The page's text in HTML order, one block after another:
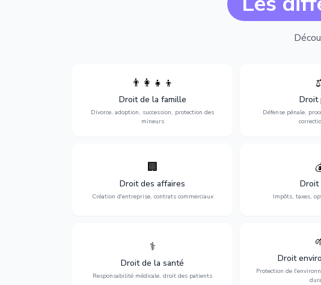
👨‍👩‍👧‍👦
Droit de la famille
Divorce, adoption, succession, protection des
mineurs
succession et protection des personnes
vulnérables.
Droit
Défense pénale,
Expertise en
l'assistance en
procès, pour toute
ou
🏢
Droit des affaires
Création d'entreprise, contrats commerciaux
Accompagnement complet pour votre
entreprise : création, contrats
commerciaux, concurrence et litiges.
Droit
Impôts, taxes,
Optimisation de
déclarations,
fiscaux et
⚕️
Droit de la santé
Responsabilité médicale, droit des patients
Défense de vos droits médicaux : erreurs
médicales, responsabilité des praticiens
et indemnisation.
Droit
Protection de